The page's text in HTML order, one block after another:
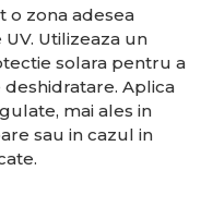
o zona adesea
Utilizeaza un
solara pentru a
Aplica
mai ales in
sau in cazul in